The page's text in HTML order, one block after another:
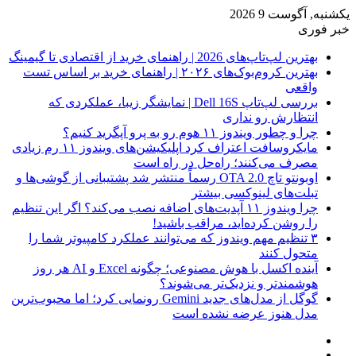
یکشنبه, آگوست 9 2026
خبر فوری
بهترین لپ‌تاپ‌های 2026 | راهنمای خرید از اقتصادی تا گیمینگ
بهترین کروم‌بوک‌های ۲۰۲۶ | راهنمای خرید بر اساس تست
واقعی
بررسی لپ‌تاپ Dell 16S | نمایشگر زیبا، عملکردی که
انتظارش رو نداری
چرا و چطور ویندوز ۱۱ هوم رو به پرو آپگرید کنیم؟
مایکروسافت اعتراف کرد اپلیکیشن‌های ویندوز ۱۱ رم زیادی
مصرف می‌کنند؛ راه‌حل در راه است
اوبونتو تاچ OTA 2.0 رسماً منتشر شد پشتیبانی از گوشی‌ها و
تبلت‌های لینوکسی بیشتر
چرا ویندوز ۱۱ آپدیت‌های اضافه نصب می‌کند؟ اگر این تنظیم
را روشن کرده‌اید، مراقب باشید!
۳ تنظیم مهم ویندوز که می‌توانند عملکرد کامپیوتر شما را
متحول کنند
آینده اکسل با هوش مصنوعی؛ چگونه Excel و AI هر روز
هوشمندتر و نزدیک‌تر می‌شوند؟
گوگل از مدل‌های جدید Gemini رونمایی کرد؛ اما محبوب‌ترین
مدل هنوز عرضه نشده است